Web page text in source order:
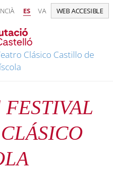
ES VA WEB ACCESIBLE
FESTIVAL